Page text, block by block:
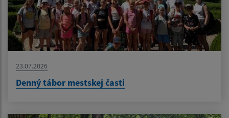
23.07.2026
Denný tábor mestskej časti